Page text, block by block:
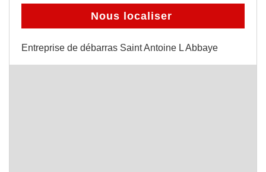
Nous localiser
Entreprise de débarras Saint Antoine L Abbaye